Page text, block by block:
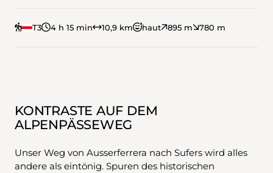
T3 4 h 15 min 10,9 km haut 895 m 780 m
KONTRASTE AUF DEM
ALPENPÄSSEWEG
Unser Weg von Ausserferrera nach Sufers wird alles
andere als eintönig. Spuren des historischen